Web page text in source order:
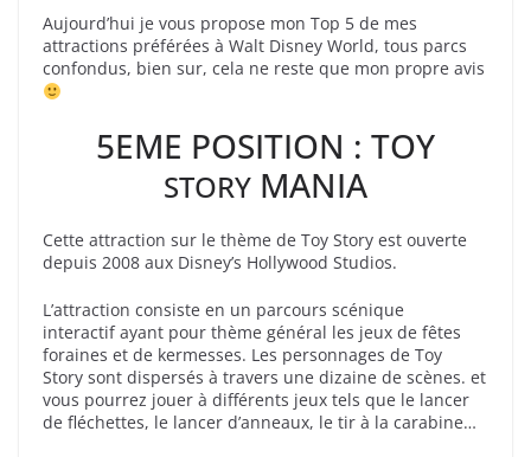
Aujourd’hui je vous propose mon Top 5 de mes
attractions préférées à Walt Disney World, tous parcs
confondus, bien sur, cela ne reste que mon propre avis
5EME POSITION : TOY
STORY MANIA
Cette attraction sur le thème de Toy Story est ouverte
depuis 2008 aux Disney’s Hollywood Studios.
L’attraction consiste en un parcours scénique
interactif ayant pour thème général les jeux de fêtes
foraines et de kermesses. Les personnages de Toy
Story sont dispersés à travers une dizaine de scènes. et
vous pourrez jouer à différents jeux tels que le lancer
de fléchettes, le lancer d’anneaux, le tir à la carabine…